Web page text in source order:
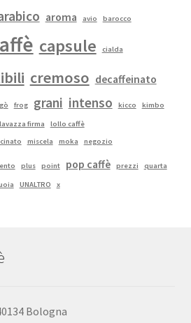
aroma avio barocco
capsule cialda
cremoso decaffeinato
frog grani intenso kicco kimbo
lavazza firma lollo caffè
miscela moka negozio
plus point pop caffè prezzi quarta
UNALTRO x
Bologna